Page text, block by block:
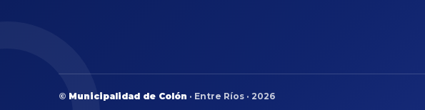
© Municipalidad de Colón · Entre Ríos · 2026